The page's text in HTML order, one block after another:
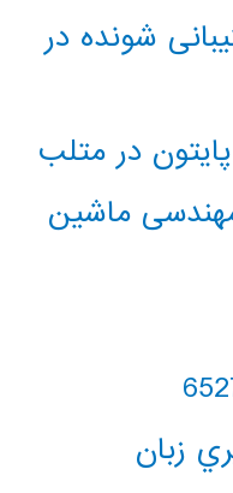
شونده در
در متلب
ماشین
زبان